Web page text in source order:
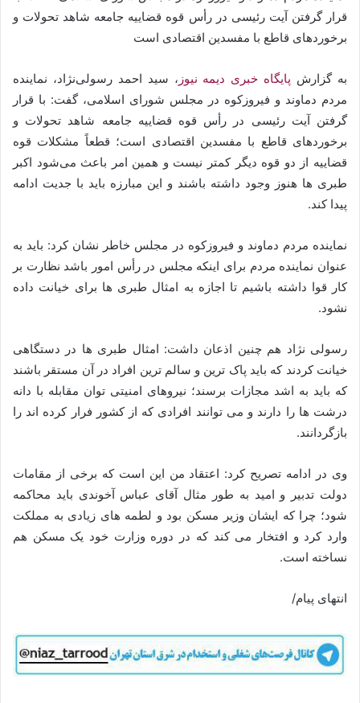
قرار گرفتن آیت رئیسی در رأس قوه قضاییه جامعه شاهد تحولات و
برخوردهای قاطع با مفسدین اقتصادی است
به گزارش پایگاه خبری دیمه نیوز ، سید احمد رسولی‌نژاد، نماینده
مردم دماوند و فیروزکوه در مجلس شورای اسلامی، گفت: با قرار
گرفتن آیت رئیسی در رأس قوه قضاییه جامعه شاهد تحولات و
برخوردهای قاطع با مفسدین اقتصادی است؛ قطعاً مشکلات قوه
قضاییه از دو قوه دیگر کمتر نیست و همین امر باعث می‌شود اکبر
طبری ‌ها هنوز وجود داشته باشند و این مبارزه باید با جدیت ادامه
پیدا کند.
نماینده مردم دماوند و فیروزکوه در مجلس خاطر نشان کرد: باید به
عنوان نماینده مردم برای اینکه مجلس در رأس امور باشد نظارت بر
کار قوا داشته باشیم تا اجازه به امثال طبری ‌ها برای خیانت داده
نشود.
رسولی نژاد هم چنین اذعان داشت: امثال طبری‌ ها در دستگاهی
خیانت کردند که باید پاک ‌ترین و سالم‌ ترین افراد در آن مستقر باشند
که باید به اشد مجازات برسند؛ نیروهای امنیتی توان مقابله با ‌دانه
درشت ها را دارند و می ‌‌توانند افرادی که از کشور فرار کرده ‌اند‌‌ را
بازگردانند.
وی در ادامه تصریح کرد: اعتقاد من این است که برخی از مقامات
دولت تدبیر و امید به طور مثال آقای عباس آخوندی باید محاکمه
شود؛ چرا که ایشان وزیر مسکن بود و لطمه‌ های زیادی به مملکت
وارد کرد و افتخار می‌ کند که در دوره وزارت خود یک مسکن هم
نساخته است.
انتهای پیام/